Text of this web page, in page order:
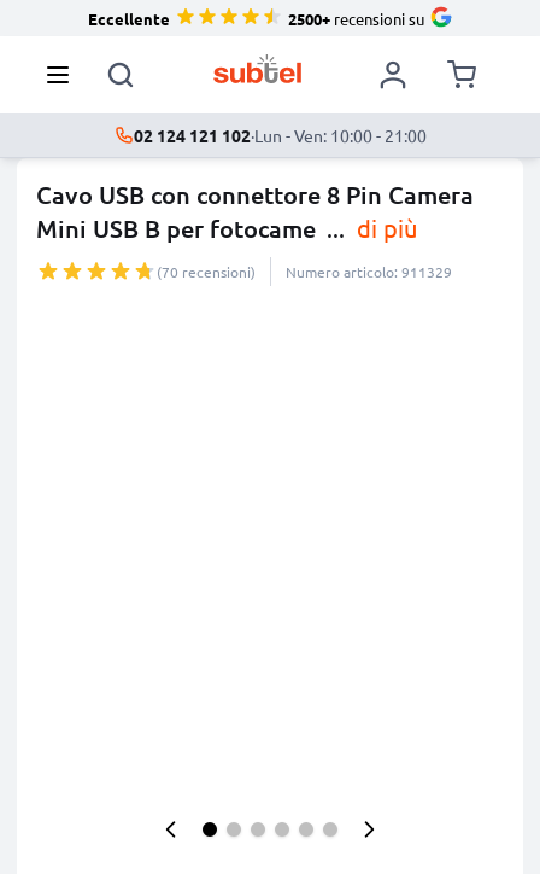
Eccellente 2500+recensioni su
02 124 121 102·Lun - Ven: 10:00 - 21:00
Cavo USB con connettore 8 Pin Camera
Mini USB B per fotocame ... di più
(70 recensioni) Numero articolo: 911329